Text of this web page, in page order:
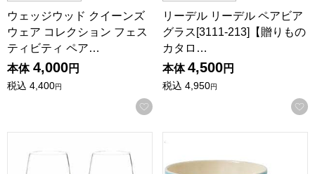
ウェッジウッド クイーンズ
ウェア コレクション フェス
ティビティ ペア…
本体 4,000円
税込 4,400円
お気に入りに登録する
リーデル リーデル ペアビア
グラス[3111-213]【贈りもの
カタロ…
本体 4,500円
税込 4,950円
リーデル リーデル ペアシャンパーニュグラス[3111-216]【
ウェッジウッド クイーンズ